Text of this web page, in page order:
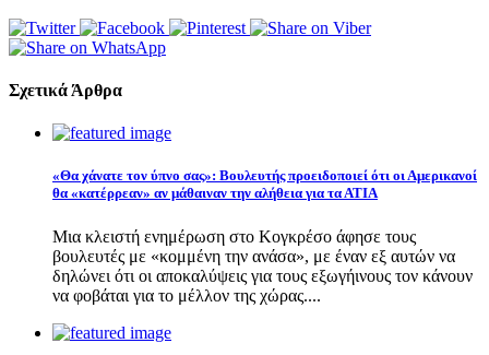
Σχετικά Άρθρα
«Θα χάνατε τον ύπνο σας»: Βουλευτής προειδοποιεί ότι οι Αμερικανοί
θα «κατέρρεαν» αν μάθαιναν την αλήθεια για τα ΑΤΙΑ
Μια κλειστή ενημέρωση στο Κογκρέσο άφησε τους
βουλευτές με «κομμένη την ανάσα», με έναν εξ αυτών να
δηλώνει ότι οι αποκαλύψεις για τους εξωγήινους τον κάνουν
να φοβάται για το μέλλον της χώρας....